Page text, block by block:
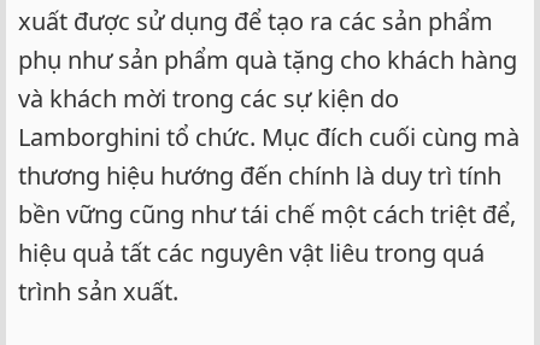
xuất được sử dụng để tạo ra các sản phẩm
phụ như sản phẩm quà tặng cho khách hàng
và khách mời trong các sự kiện do
Lamborghini tổ chức. Mục đích cuối cùng mà
thương hiệu hướng đến chính là duy trì tính
bền vững cũng như tái chế một cách triệt để,
hiệu quả tất các nguyên vật liêu trong quá
trình sản xuất.